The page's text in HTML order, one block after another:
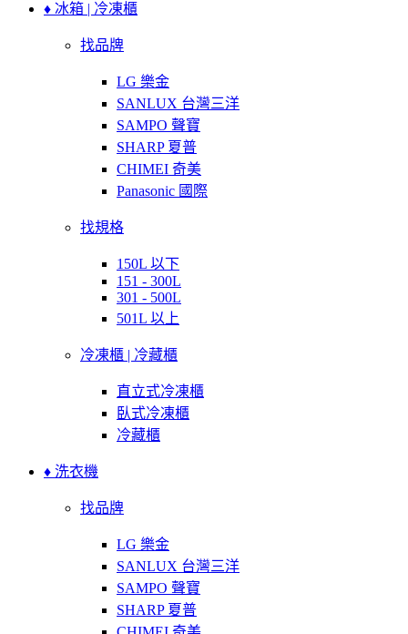
♦ 冰箱 | 冷凍櫃
找品牌
LG 樂金
SANLUX 台灣三洋
SAMPO 聲寶
SHARP 夏普
CHIMEI 奇美
Panasonic 國際
找規格
150L 以下
151 - 300L
301 - 500L
501L 以上
冷凍櫃 | 冷藏櫃
直立式冷凍櫃
臥式冷凍櫃
冷藏櫃
♦ 洗衣機
找品牌
LG 樂金
SANLUX 台灣三洋
SAMPO 聲寶
SHARP 夏普